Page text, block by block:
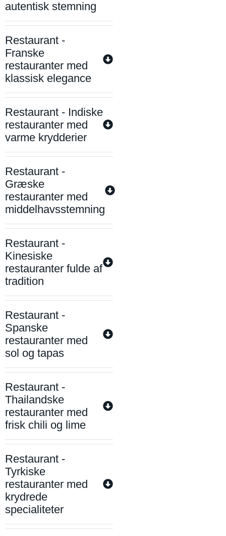
autentisk stemning
Restaurant -
Franske
restauranter med
klassisk elegance
Restaurant - Indiske
restauranter med
varme krydderier
Restaurant -
Græske
restauranter med
middelhavsstemning
Restaurant -
Kinesiske
restauranter fulde af
tradition
Restaurant -
Spanske
restauranter med
sol og tapas
Restaurant -
Thailandske
restauranter med
frisk chili og lime
Restaurant -
Tyrkiske
restauranter med
krydrede
specialiteter